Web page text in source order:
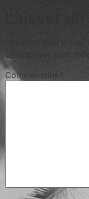
Laisser
Votre adresse e-
obligatoires sont
Commentaire *